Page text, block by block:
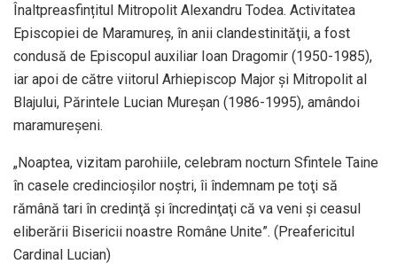
Înaltpreasfințitul Mitropolit Alexandru Todea. Activitatea
Episcopiei de Maramureş, în anii clandestinităţii, a fost
condusă de Episcopul auxiliar Ioan Dragomir (1950-1985),
iar apoi de către viitorul Arhiepiscop Major şi Mitropolit al
Blajului, Părintele Lucian Mureşan (1986-1995), amândoi
maramureşeni.
„Noaptea, vizitam parohiile, celebram nocturn Sfintele Taine
în casele credincioşilor noştri, îi îndemnam pe toţi să
rămână tari în credinţă şi încredinţaţi că va veni şi ceasul
eliberării Bisericii noastre Române Unite”. (Preafericitul
Cardinal Lucian)